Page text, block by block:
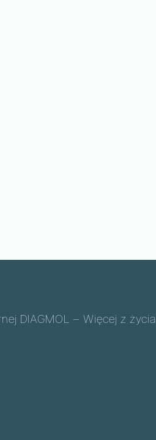
DIAGMOL – Więcej z życia